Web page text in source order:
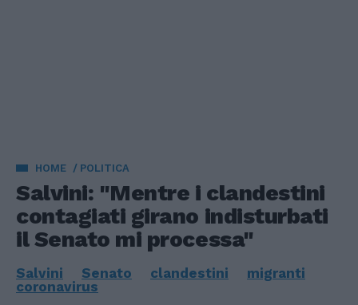
HOME POLITICA
Salvini: "Mentre i clandestini
contagiati girano indisturbati
il Senato mi processa"
Salvini Senato clandestini
migranti
coronavirus